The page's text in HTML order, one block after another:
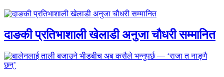
दाङकी प्रतिभाशाली खेलाडी अनुजा चौधरी सम्मानित